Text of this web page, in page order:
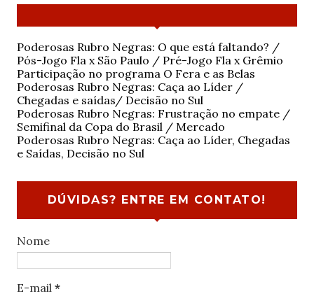
Poderosas Rubro Negras: O que está faltando? /
Pós-Jogo Fla x São Paulo / Pré-Jogo Fla x Grêmio
Participação no programa O Fera e as Belas
Poderosas Rubro Negras: Caça ao Líder /
Chegadas e saídas/ Decisão no Sul
Poderosas Rubro Negras: Frustração no empate /
Semifinal da Copa do Brasil / Mercado
Poderosas Rubro Negras: Caça ao Líder, Chegadas
e Saídas, Decisão no Sul
DÚVIDAS? ENTRE EM CONTATO!
Nome
E-mail *